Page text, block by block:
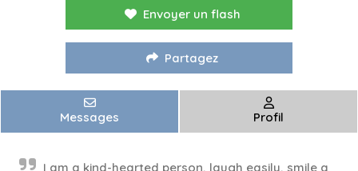
Envoyer un flash
Partagez
Messages Profil
I am a kind-hearted person, laugh easily, smile a